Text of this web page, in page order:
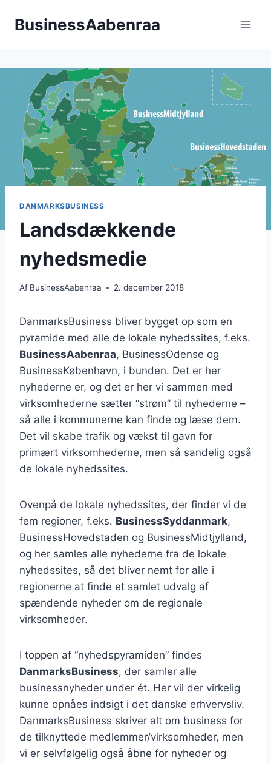
BusinessAabenraa
DANMARKSBUSINESS
Landsdækkende
nyhedsmedie
Af BusinessAabenraa 2. december 2018
DanmarksBusiness bliver bygget op som en
pyramide med alle de lokale nyhedssites, f.eks.
BusinessAabenraa, BusinessOdense og
BusinessKøbenhavn, i bunden. Det er her
nyhederne er, og det er her vi sammen med
virksomhederne sætter “strøm” til nyhederne –
så alle i kommunerne kan finde og læse dem.
Det vil skabe trafik og vækst til gavn for
primært virksomhederne, men så sandelig også
de lokale nyhedssites.
Ovenpå de lokale nyhedssites, der finder vi de
fem regioner, f.eks. BusinessSyddanmark,
BusinessHovedstaden og BusinessMidtjylland,
og her samles alle nyhederne fra de lokale
nyhedssites, så det bliver nemt for alle i
regionerne at finde et samlet udvalg af
spændende nyheder om de regionale
virksomheder.
I toppen af “nyhedspyramiden” findes
DanmarksBusiness, der samler alle
businessnyheder under ét. Her vil der virkelig
kunne opnåes indsigt i det danske erhvervsliv.
DanmarksBusiness skriver alt om business for
de tilknyttede medlemmer/virksomheder, men
vi er selvfølgelig også åbne for nyheder og